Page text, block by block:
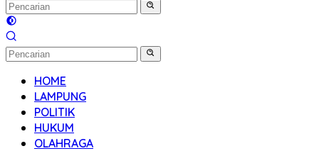
HOME
LAMPUNG
POLITIK
HUKUM
OLAHRAGA